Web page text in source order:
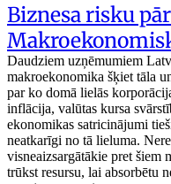
Biznesa risku
Daudziem uzņēmumiem
makroekonomika šķiet tāla
par ko domā lielās
inflācija, valūtas kursa
ekonomikas satricinājumi
neatkarīgi no tā lieluma.
visneaizsargātākie pret
trūkst resursu, lai absorbētu